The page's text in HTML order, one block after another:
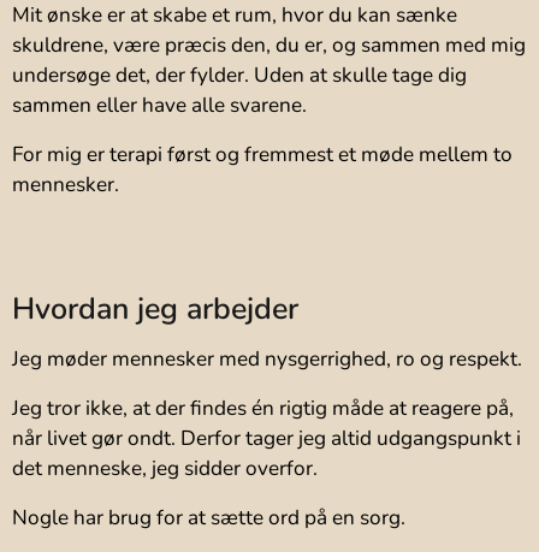
Mit ønske er at skabe et rum, hvor du kan sænke
skuldrene, være præcis den, du er, og sammen med mig
undersøge det, der fylder. Uden at skulle tage dig
sammen eller have alle svarene.
For mig er terapi først og fremmest et møde mellem to
mennesker.
Hvordan jeg arbejder
Jeg møder mennesker med nysgerrighed, ro og respekt.
Jeg tror ikke, at der findes én rigtig måde at reagere på,
når livet gør ondt. Derfor tager jeg altid udgangspunkt i
det menneske, jeg sidder overfor.
Nogle har brug for at sætte ord på en sorg.